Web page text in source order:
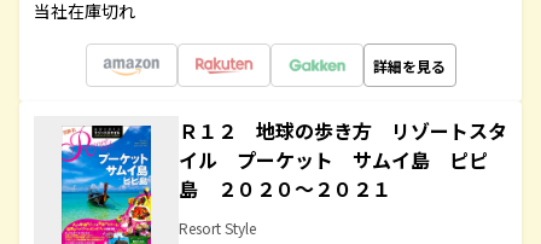
当社在庫切れ
詳細を見る
Ｒ１２ 地球の歩き方 リゾートスタ
イル プーケット サムイ島 ピピ
島 ２０２０～２０２１
Resort Style